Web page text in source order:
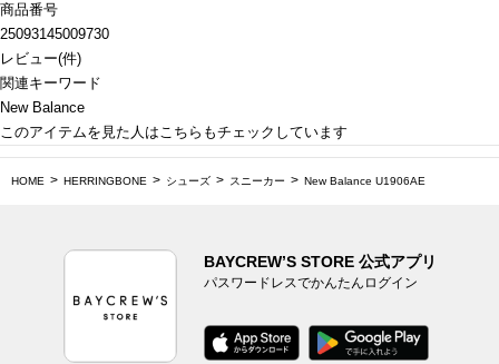
商品番号
25093145009730
レビュー(件)
関連キーワード
New Balance
このアイテムを見た人はこちらもチェックしています
HOME HERRINGBONE シューズ スニーカー New Balance U1906AE
BAYCREW’S STORE 公式アプリ
パスワードレスでかんたんログイン